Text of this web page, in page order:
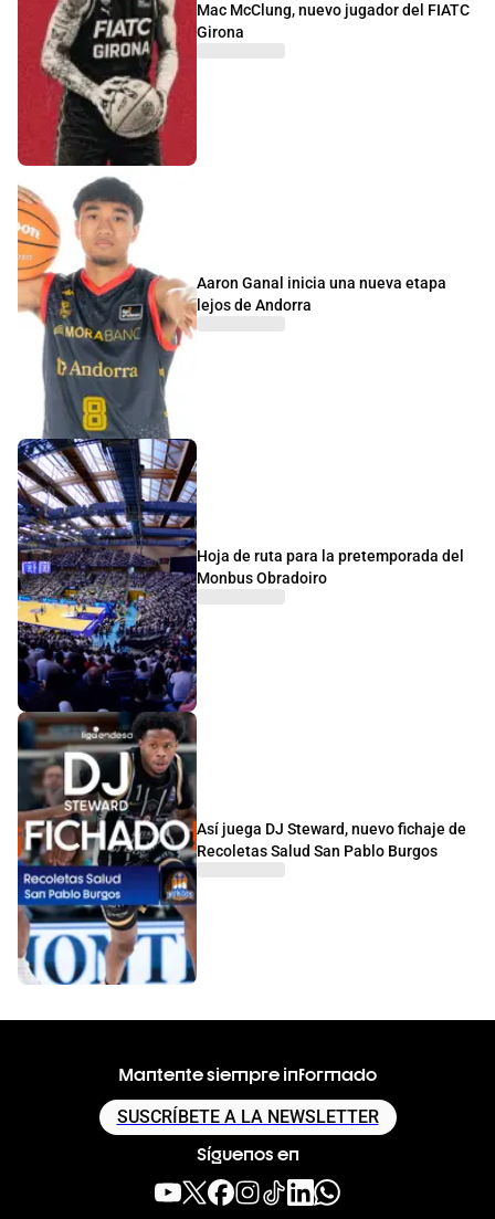
Mac McClung, nuevo jugador del FIATC
Girona
Aaron Ganal inicia una nueva etapa
lejos de Andorra
Hoja de ruta para la pretemporada del
Monbus Obradoiro
Así juega DJ Steward, nuevo fichaje de
Recoletas Salud San Pablo Burgos
Mantente siempre informado
SUSCRÍBETE A LA NEWSLETTER
Síguenos en